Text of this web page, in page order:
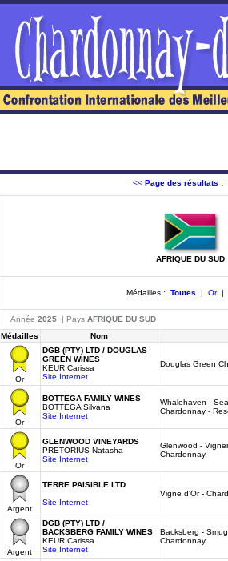
<< Page des résultats :
AFRIQUE DU SUD
Médailles : Toutes | Or|
Année 2025 | Pays AFRIQUE DU SUD
Médailles
Nom
Or
DGB (PTY) LTD / DOUGLAS
GREEN WINES
KEUR Carissa
Site Internet
Douglas Green
Or
BOTTEGA FAMILY WINES
BOTTEGA Silvana
Site Internet
Whalehaven -
Chardonnay -
Or
GLENWOOD VINEYARDS
PRETORIUS Natasha
Site Internet
Glenwood -
Chardonnay
Argent
TERRE PAISIBLE LTD
Site Internet
Vigne d'Or -
Argent
DGB (PTY) LTD /
BACKSBERG FAMILY WINES
KEUR Carissa
Site Internet
Backsberg -
Chardonnay